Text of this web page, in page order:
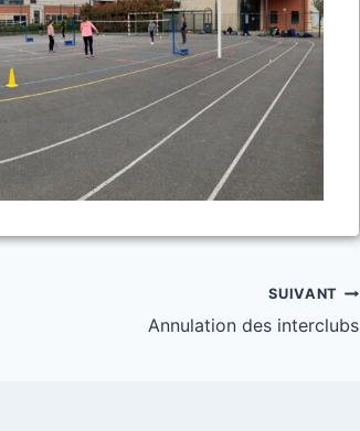
SUIVANT
Annulation des interclubs